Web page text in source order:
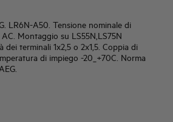
LR6N-A50. Tensione nominale di
Montaggio su LS55N,LS75N
dei terminali 1x2,5 o 2x1,5. Coppia di
di impiego -20_+70C. Norma